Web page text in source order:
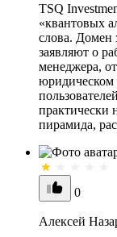
TSQ
«квантовых
слова. Домен
заявляют о
менеджера,
юридическом
практически
пирамида,
0
Алексей